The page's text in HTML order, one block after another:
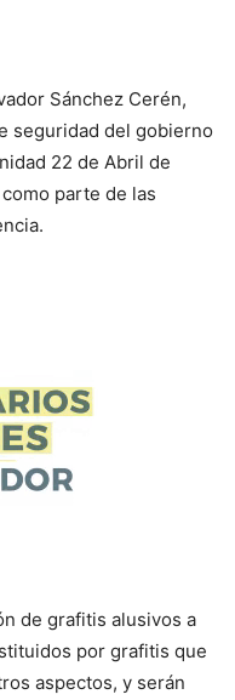
Sánchez Cerén,
seguridad del gobierno
22 de Abril de
parte de las
de grafitis alusivos a
por grafitis que
aspectos, y serán